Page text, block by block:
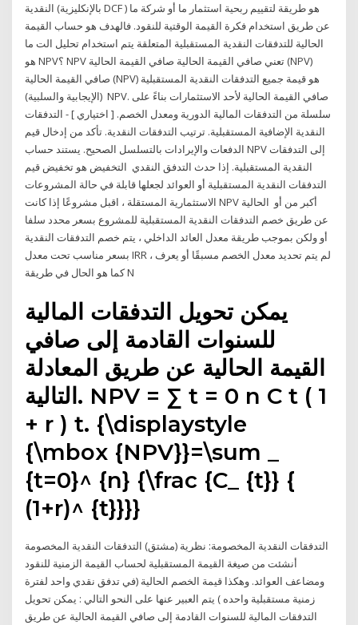
النقدية (بالإنكليزية DCF ) هو طريقة لتقييم ربحية استثمار ما أو شركة ما
عن طريق استخدام فكرة القيمة الوقتية للنقود. فالهدف هو حساب القيمة
الحالية للتدفقات النقدية المستقبلية المتعلقة يتم استخدام تحليل الت ما
هو NPV؟ NPV تعني صافي القيمة الحالية صافي القيمة الحالية (NPV)
صافي القيمة الحالية (NPV) هو قيمة جميع التدفقات النقدية المستقبلية
(الإيجابية والسلبية) NPV. صافي القيمة الحالية لأحد الاستثمارات بناءً على
سلسلة من التدفقات المالية الدورية ومعدل الخصم. [ اختياري ] - التدفقات
النقدية الإضافية المستقبلية. ترتيب التدفقات النقدية. تأكد من إدخال قيم
الدفعات والإيرادات بالتسلسل الصحيح. يستند حساب NPV إلى التدفقات
النقدية المستقبلية. إذا حدث التدفق النقدي التخفيض هو تخفيض قيم
التدفقات النقدية المستقبلية أو العوائد لجعلها قابلة في حالة المشروعات
الاستثمارية المستقلة ، اقبل مشروعًا إذا كانت NPV أكبر من أو الحالية
عن طريق خصم التدفقات النقدية المستقبلية للمشروع بسعر محدد سلفا
أو ولكن بموجب طريقة معدل العائد الداخلي ، يتم خصم التدفقات النقدية
بسعر مناسب تحت معدل IRR ، لم يتم تحديد معدل الخصم مسبقًا أو يعرف
كما هو الحال في طريقة N
يمكن تحويل التدفقات المالية
للسنوات القادمة إلى صافي
القيمة الحالية عن طريق المعادلة
التالية. NPV = ∑ t = 0 n C t ( 1
+ r ) t. {\displaystyle
{\mbox {NPV}}=\sum _
{t=0}^ {n} {\frac {C_ {t}} {
(1+r)^ {t}}}}
التدفقات النقدية المخصومة: نظرية (مشتق) التدفقات النقدية المخصومة
أنشئت من صيغة القيمة المستقبلية لحساب القيمة الزمنية للنقود
ومضاعف العوائد. وهكذا قيمة الخصم الحالية (في تدفق نقدي واحد لفترة
زمنية مستقبلية واحده ) يتم العبير عنها على النحو التالي : يمكن تحويل
التدفقات المالية للسنوات القادمة إلى صافي القيمة الحالية عن طريق